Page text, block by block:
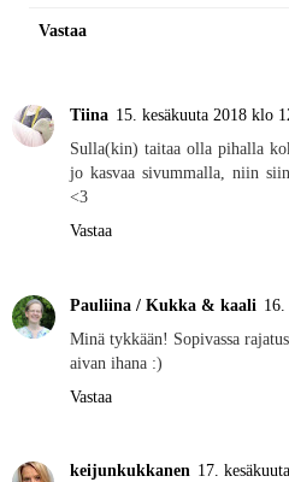
Vastaa
Tiina 15. kesäkuuta 2018 klo
Sulla(kin) taitaa olla pihalla
jo kasvaa sivummalla, niin
<3
Vastaa
Pauliina / Kukka & kaali
Minä tykkään! Sopivassa
aivan ihana :)
Vastaa
keijunkukkanen 17.